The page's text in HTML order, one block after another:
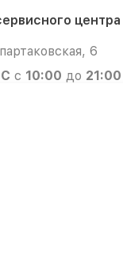
центра
6
с 10:00 до 21:00